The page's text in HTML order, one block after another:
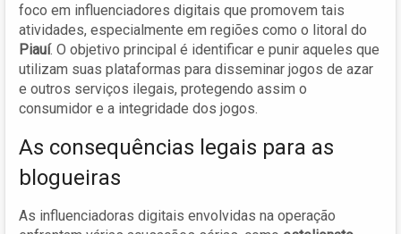
foco em influenciadores digitais que promovem tais
atividades, especialmente em regiões como o litoral do
Piauí. O objetivo principal é identificar e punir aqueles que
utilizam suas plataformas para disseminar jogos de azar
e outros serviços ilegais, protegendo assim o
consumidor e a integridade dos jogos.
As consequências legais para as
blogueiras
As influenciadoras digitais envolvidas na operação